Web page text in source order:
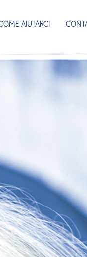
AIUTARCI